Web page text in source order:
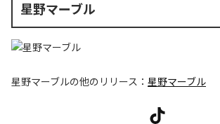
星野マーブル
星野マーブルの他のリリース： 星野マーブル